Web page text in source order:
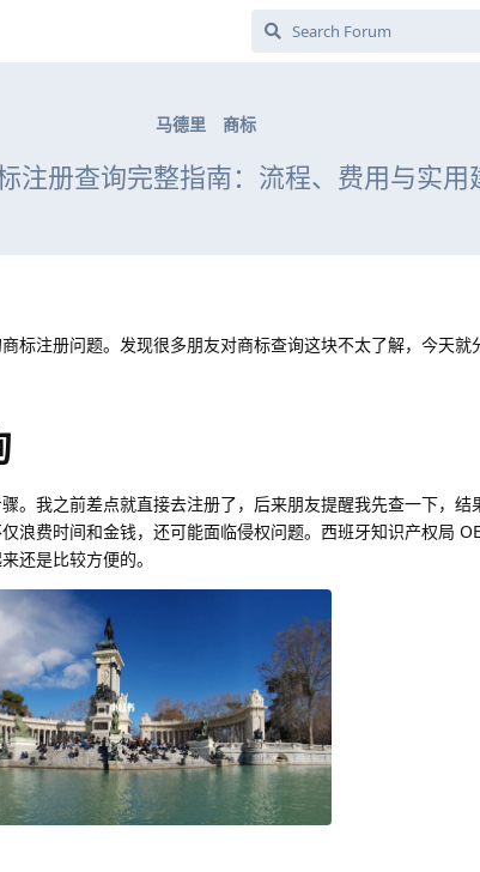
马德里 商标
注册查询完整指南：流程、费用与实用
标注册问题。发现很多朋友对商标查询这块不太了解，今天就
。我之前差点就直接去注册了，后来朋友提醒我先查一下，结
浪费时间和金钱，还可能面临侵权问题。西班牙知识产权局
还是比较方便的。